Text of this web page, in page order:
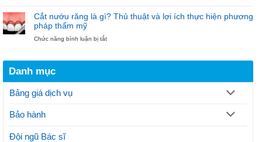
khoa
pháp
điều
thuật
cắt
răng
hiện
Cắt nướu răng là gì? Thủ thuật và lợi ích thực hiện phương
pháp thẩm mỹ
Chức năng bình luận bị tắtở
gì?
Danh mục
Bảng giá dịch vụ
Bảo hành
Đội ngũ Bác sĩ